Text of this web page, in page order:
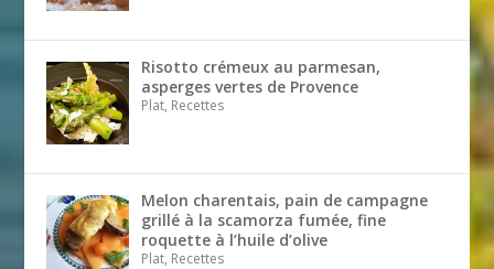
Risotto crémeux au parmesan,
asperges vertes de Provence
Plat, Recettes
Melon charentais, pain de campagne
grillé à la scamorza fumée, fine
roquette à l’huile d’olive
Plat, Recettes